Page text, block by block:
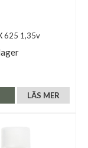
625 1,35v
LÄS MER